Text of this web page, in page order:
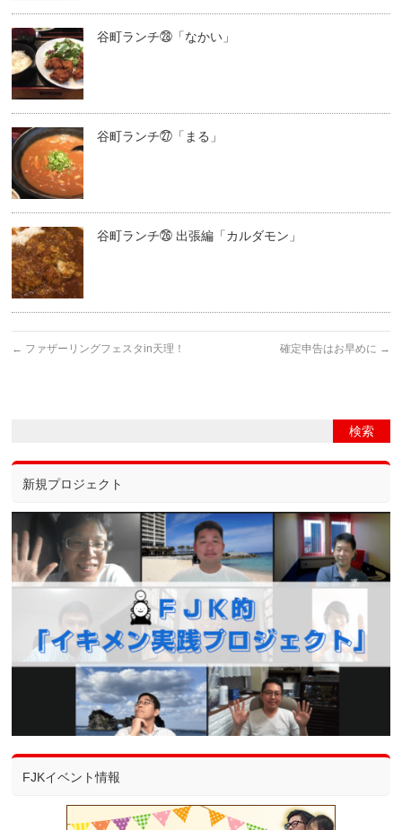
谷町ランチ㉘「なかい」
谷町ランチ㉗「まる」
谷町ランチ㉖ 出張編「カルダモン」
← ファザーリングフェスタin天理！ 確定申告はお早めに →
新規プロジェクト
FJKイベント情報